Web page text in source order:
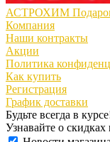
АСТРОХИМ Подарок
Компания
Наши контракты
Акции
Политика
Как купить
Регистрация
График доставки
Будьте всегда в
Узнавайте о